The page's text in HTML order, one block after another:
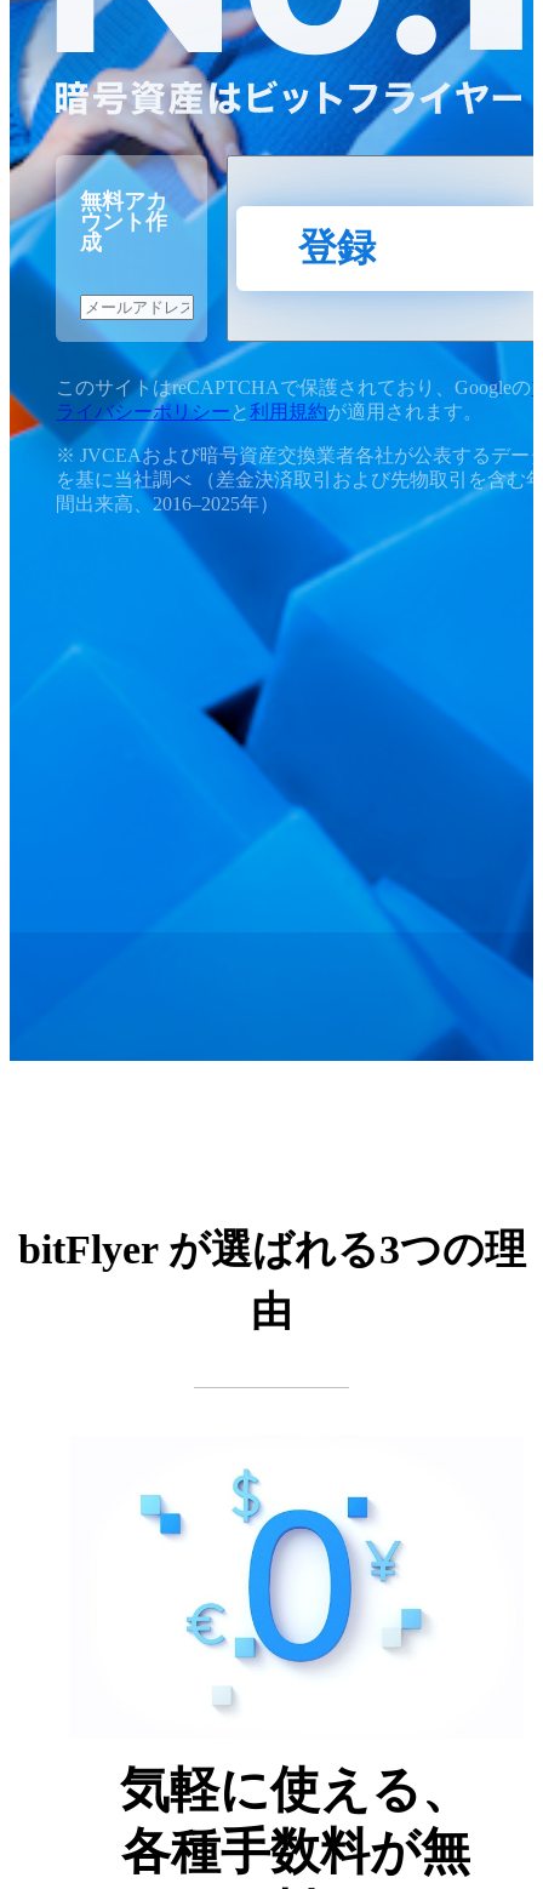
無料アカ
ウント作
成
登録
このサイトはreCAPTCHAで保護されており、Googleの
ライバシーポリシー と利用規約が適用されます。
※ JVCEAおよび暗号資産交換業者各社が公表するデー
を基に当社調べ （差金決済取引および先物取引を含む
間出来高、2016–2025年）
bitFlyer が選ばれる3つの理
由
気軽に使える、
各種手数料が無